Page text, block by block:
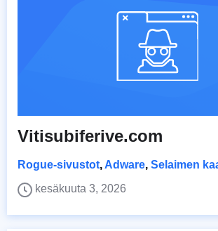
Vitisubiferive.com
Rogue-sivustot,Adware, Selaimen
kesäkuuta 3, 2026